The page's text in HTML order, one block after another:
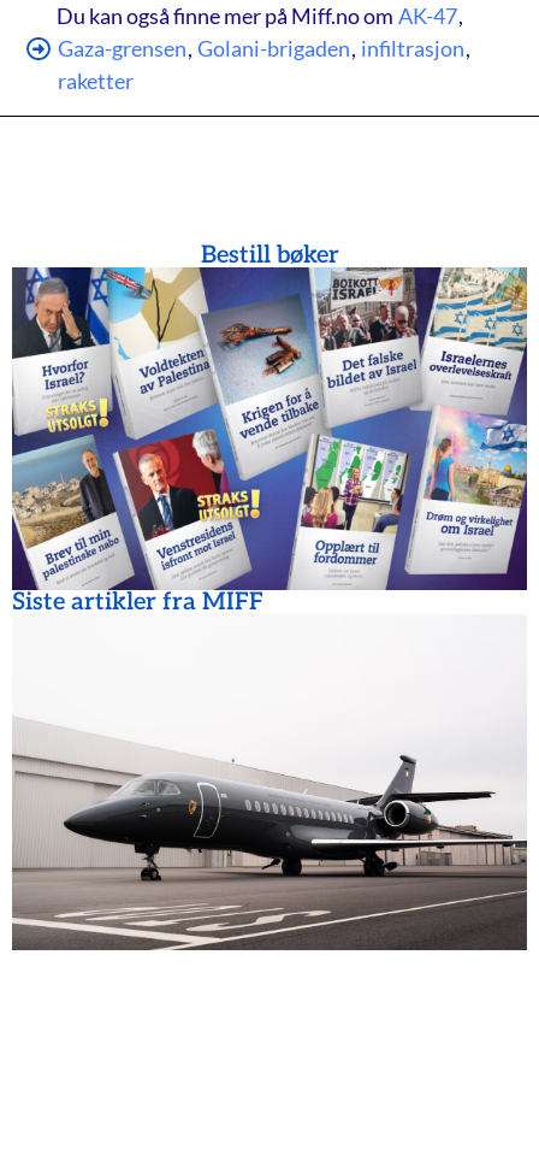
Du kan også finne mer på Miff.no om AK-47,
Gaza-grensen, Golani-brigaden, infiltrasjon,
raketter
Bestill bøker
Siste artikler fra MIFF